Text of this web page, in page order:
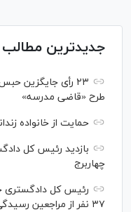
جدیدترین مطالب
۲۳ رأی جایگزین
طرح «قاضی مدرسه»
حمایت از خانواده
بازدید رئیس کل
چهاربرج
رئیس کل دادگستری
۳۷ نفر از مراجعین رسیدگی کرد